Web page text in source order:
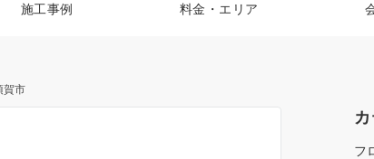
施工事例 料金・エリア
賀市
フ